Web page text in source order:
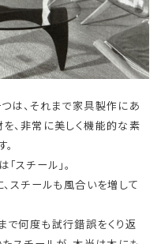
は、それまで家具製作にあ
、非常に美しく機能的な素
スチール」。
スチールも風合いを増して
何度も試行錯誤をくり返